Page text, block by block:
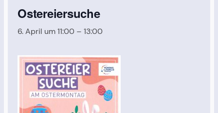
Ostereiersuche
6. April um 11:00 – 13:00